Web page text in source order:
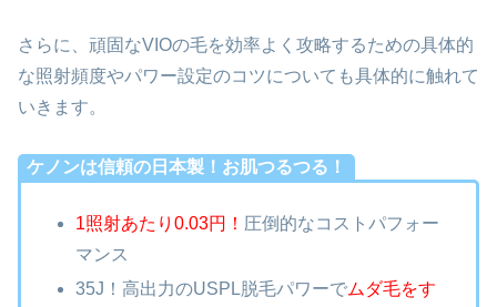
さらに、頑固なVIOの毛を効率よく攻略するための具体的
な照射頻度やパワー設定のコツについても具体的に触れて
いきます。
ケノンは信頼の日本製！お肌つるつる！
1照射あたり0.03円！ 圧倒的なコストパフォー
マンス
35J！高出力のUSPL脱毛パワーでムダ毛をす